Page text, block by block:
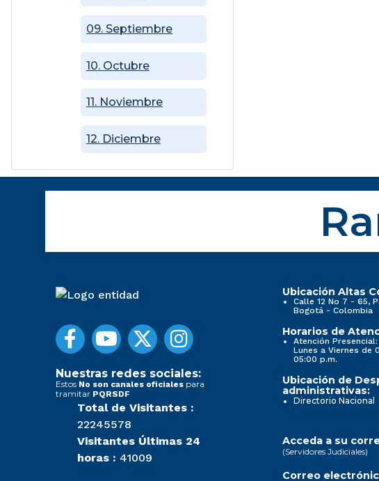
09. Septiembre
10. Octubre
11. Noviembre
12. Diciembre
Nuestras redes sociales:
Estos No son canales oficiales para
tramitar PQRSDF
Total de Visitantes :
22245578
Visitantes Últimas 24
horas : 41009
Ubicación Altas
Calle 12 No 7 - 65,
Bogotá - Colombia
Horarios de
Atención Presencial:
Lunes a Viernes de
05:00 p.m.
Ubicación de
administrativas:
Directorio Nacional
Acceda a su
(Servidores Judiciales)
Correo